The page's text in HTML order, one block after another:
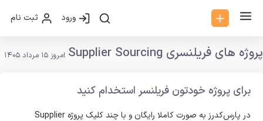
ورود ثبت نام
پروژه های فریلنسری Supplier Sourcing امروز 15 مرداد 1405
برای پروژه خودتون فریلنسر استخدام کنید
در پارس‌کدرز به صورت کاملا رایگان و با چند کلیک پروژه Supplier